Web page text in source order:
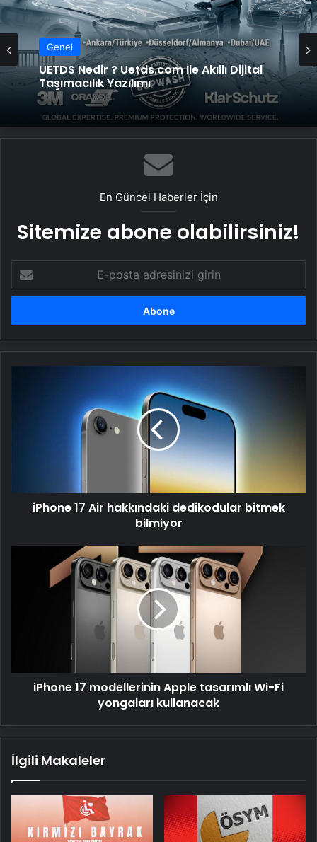
Genel
UETDS Nedir ? Uetds.com İle Akıllı Dijital
Taşımacılık Yazılımı
En Güncel Haberler İçin
Sitemize abone olabilirsiniz!
posta
adresinizi
iPhone 17 Air hakkındaki dedikodular bitmek
bilmiyor
modellerinin
kullanacak
iPhone 17 modellerinin Apple tasarımlı Wi-Fi
yongaları kullanacak
İlgili Makaleler